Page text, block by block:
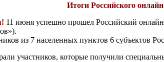
Итоги Российского
11 июня успешно прошел Российский
из 7 населенных пунктов 6 субъектов
участников, которые получили